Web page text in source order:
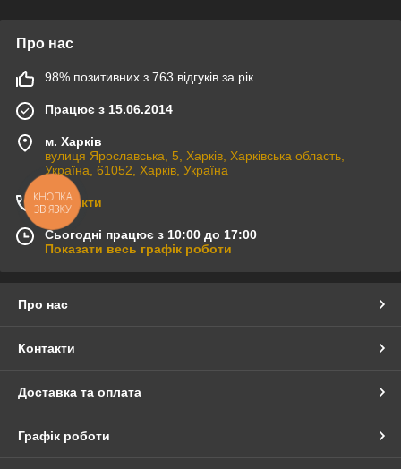
Про нас
98% позитивних з 763 відгуків за рік
Працює з 15.06.2014
м. Харків
вулиця Ярославська, 5, Харків, Харківська область,
Україна, 61052, Харків, Україна
Контакти
Сьогодні працює з 10:00 до 17:00
Показати весь графік роботи
Про нас
Контакти
Доставка та оплата
Графік роботи
КНОПКА
ЗВ'ЯЗКУ